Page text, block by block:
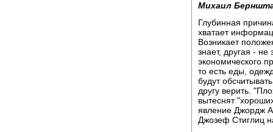
Михаил
Глубинная
хватает
Возникает
знает, другая -
экономического
то есть еды,
будут
другу верить.
вытеснят
явление Джордж
Джозеф Стиглиц